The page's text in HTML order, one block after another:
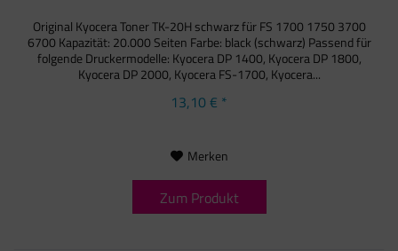
Original Kyocera Toner TK-20H schwarz für FS 1700 1750 3700
6700 Kapazität: 20.000 Seiten Farbe: black (schwarz) Passend für
folgende Druckermodelle: Kyocera DP 1400, Kyocera DP 1800,
Kyocera DP 2000, Kyocera FS-1700, Kyocera...
13,10 € *
Merken
Zum Produkt